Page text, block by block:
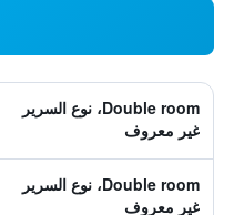
Double room، نوع السرير
غير معروف
Double room، نوع السرير
غير معروف